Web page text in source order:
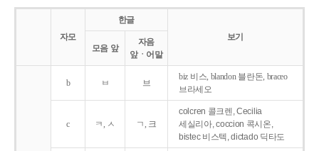
자모
한글
보기
모음 앞
자음
앞ㆍ어말
b ㅂ 브
biz 비스, blandon 블란돈, braceo
브라세오
c ㅋ, ㅅ ㄱ, 크
colcren 콜크렌, Cecilia
세실리아, coccion 콕시온,
bistec 비스텍, dictado 딕타도